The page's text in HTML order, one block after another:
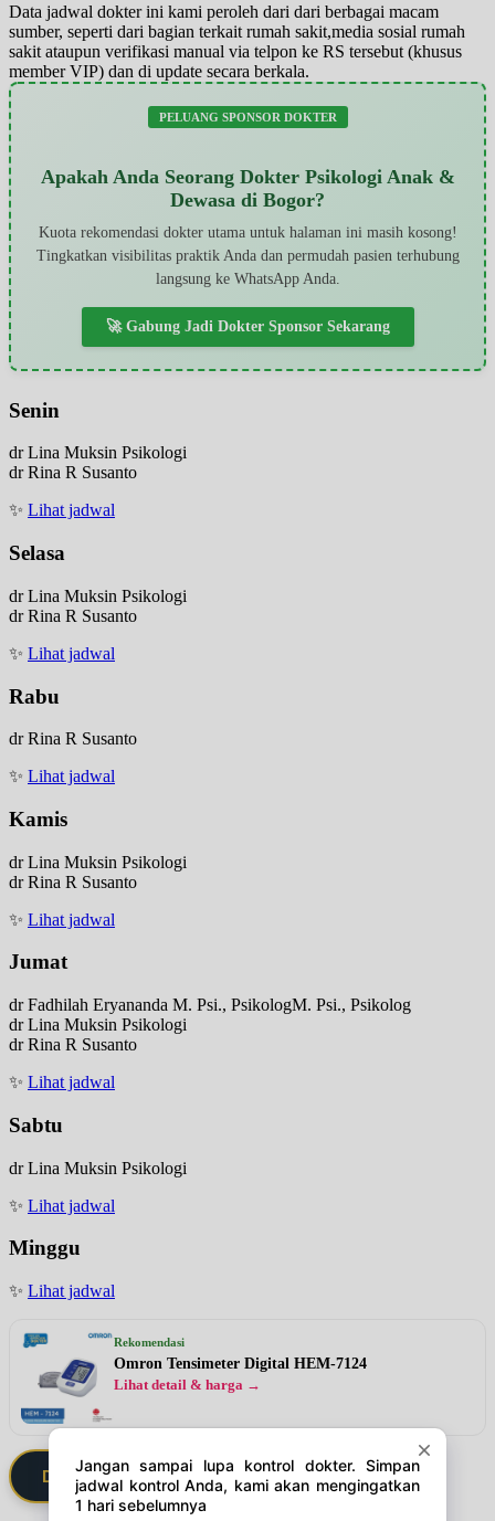
Data jadwal dokter ini kami peroleh dari dari berbagai macam
sumber, seperti dari bagian terkait rumah sakit,media sosial rumah
sakit ataupun verifikasi manual via telpon ke RS tersebut (khusus
member VIP) dan di update secara berkala.
PELUANG SPONSOR DOKTER
Apakah Anda Seorang Dokter Psikologi Anak &
Dewasa di Bogor?
Kuota rekomendasi dokter utama untuk halaman ini masih kosong!
Tingkatkan visibilitas praktik Anda dan permudah pasien terhubung
langsung ke WhatsApp Anda.
🚀 Gabung Jadi Dokter Sponsor Sekarang
Senin
dr Lina Muksin Psikologi
dr Rina R Susanto
✨ Lihat jadwal
Selasa
dr Lina Muksin Psikologi
dr Rina R Susanto
✨ Lihat jadwal
Rabu
dr Rina R Susanto
✨ Lihat jadwal
Kamis
dr Lina Muksin Psikologi
dr Rina R Susanto
✨ Lihat jadwal
Jumat
dr Fadhilah Eryananda M. Psi., PsikologM. Psi., Psikolog
dr Lina Muksin Psikologi
dr Rina R Susanto
✨ Lihat jadwal
Sabtu
dr Lina Muksin Psikologi
✨ Lihat jadwal
Minggu
✨ Lihat jadwal
Rekomendasi
Omron Tensimeter Digital HEM-7124
Lihat detail & harga →
Daftarkan Saya via Member VIP